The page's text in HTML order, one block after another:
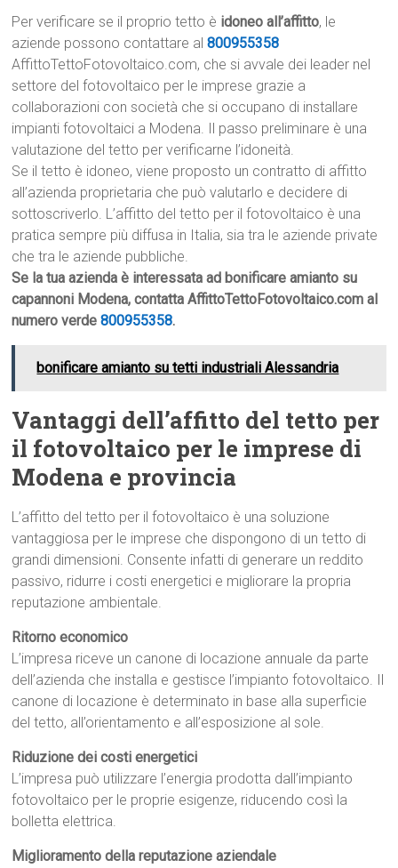
Per verificare se il proprio tetto è idoneo all’affitto, le
aziende possono contattare al800955358
AffittoTettoFotovoltaico.com, che si avvale dei leader nel
settore del fotovoltaico per le imprese grazie a
collaborazioni con società che si occupano di installare
impianti fotovoltaici a Modena. Il passo preliminare è una
valutazione del tetto per verificarne l’idoneità.
Se il tetto è idoneo, viene proposto un contratto di affitto
all’azienda proprietaria che può valutarlo e decidere di
sottoscriverlo. L’affitto del tetto per il fotovoltaico è una
pratica sempre più diffusa in Italia, sia tra le aziende private
che tra le aziende pubbliche.
Se la tua azienda è interessata ad bonificare amianto su
capannoni Modena, contatta AffittoTettoFotovoltaico.com al
numero verde800955358.
bonificare amianto su tetti industriali Alessandria
Vantaggi dell’affitto del tetto per
il fotovoltaico per le imprese di
Modena e provincia
L’affitto del tetto per il fotovoltaico è una soluzione
vantaggiosa per le imprese che dispongono di un tetto di
grandi dimensioni. Consente infatti di generare un reddito
passivo, ridurre i costi energetici e migliorare la propria
reputazione ambientale.
Ritorno economico
L’impresa riceve un canone di locazione annuale da parte
dell’azienda che installa e gestisce l’impianto fotovoltaico. Il
canone di locazione è determinato in base alla superficie
del tetto, all’orientamento e all’esposizione al sole.
Riduzione dei costi energetici
L’impresa può utilizzare l’energia prodotta dall’impianto
fotovoltaico per le proprie esigenze, riducendo così la
bolletta elettrica.
Miglioramento della reputazione aziendale